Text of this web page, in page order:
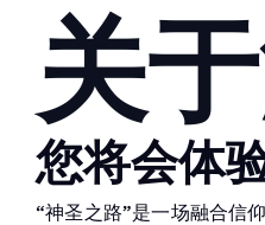
关
您将会体
“神圣之路”是一场融合信